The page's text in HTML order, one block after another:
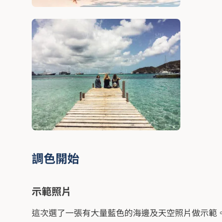
調色開始
示範照片
這次選了一張有大量藍色的海邊及天空照片做示範